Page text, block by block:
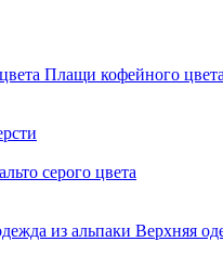
Плащи кофейного цвета
серого цвета
из альпаки Верхняя